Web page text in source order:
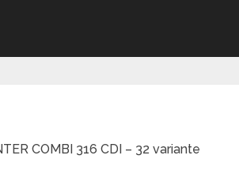
COMBI 316 CDI – 32 variante